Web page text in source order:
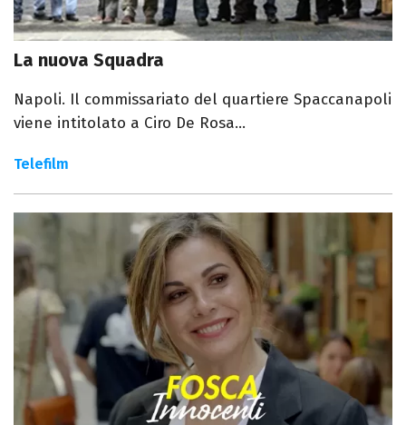
La nuova Squadra
Napoli. Il commissariato del quartiere Spaccanapoli
viene intitolato a Ciro De Rosa...
Telefilm